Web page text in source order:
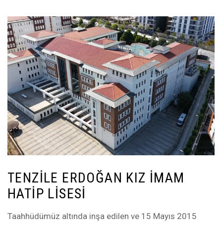
TENZILE ERDOĞAN KIZ İMAM
HATIP LISESI
Taahhüdümüz altında inşa edilen ve 15 Mayıs 2015